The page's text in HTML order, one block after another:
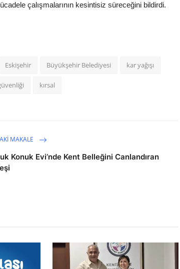
çalışmalarının kesintisiz süreceğini bildirdi.
Eskişehir Büyükşehir Belediyesi kar yağışı
kırsal
MAKALE
Konuk Evi’nde Kent Belleğini Canlandıran